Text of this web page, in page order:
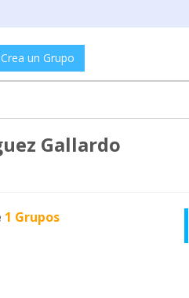
Crea un Grupo
Gallardo
1 Grupos